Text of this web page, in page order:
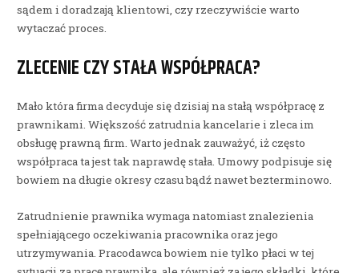
sądem i doradzają klientowi, czy rzeczywiście warto
wytaczać proces.
ZLECENIE CZY STAŁA WSPÓŁPRACA?
Mało która firma decyduje się dzisiaj na stałą współpracę z
prawnikami. Większość zatrudnia kancelarie i zleca im
obsługę prawną firm. Warto jednak zauważyć, iż często
współpraca ta jest tak naprawdę stała. Umowy podpisuje się
bowiem na długie okresy czasu bądź nawet bezterminowo.
Zatrudnienie prawnika wymaga natomiast znalezienia
spełniającego oczekiwania pracownika oraz jego
utrzymywania. Pracodawca bowiem nie tylko płaci w tej